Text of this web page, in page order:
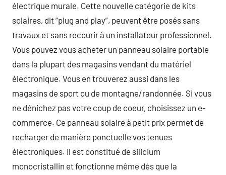
électrique murale. Cette nouvelle catégorie de kits
solaires, dit “plug and play”, peuvent être posés sans
travaux et sans recourir à un installateur professionnel.
Vous pouvez vous acheter un panneau solaire portable
dans la plupart des magasins vendant du matériel
électronique. Vous en trouverez aussi dans les
magasins de sport ou de montagne/randonnée. Si vous
ne dénichez pas votre coup de coeur, choisissez un e-
commerce. Ce panneau solaire à petit prix permet de
recharger de manière ponctuelle vos tenues
électroniques. Il est constitué de silicium
monocristallin et fonctionne même dès que la